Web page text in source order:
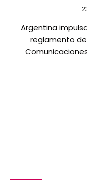
Argentina
reglamento de